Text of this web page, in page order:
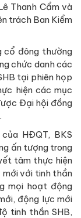
Thanh Cẩm và
trách Ban Kiểm
cổ đông thường
chức danh các
tại phiên họp
hiện các mục
Đại hội đồng
HĐQT, BKS
ấn tượng trong
tâm thực hiện
mới với tinh thần
mọi hoạt động
động lực mới
tinh thần SHB,